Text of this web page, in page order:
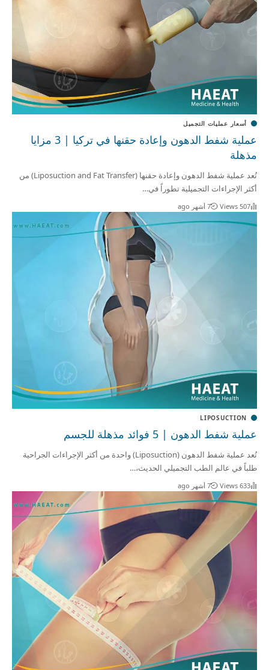
أسعار عمليات التجميل
عملية شفط الدهون وإعادة حقنها في تركيا | 3 مزايا
مذهلة
تُعد عملية شفط الدهون وإعادة حقنها (Liposuction and Fat Transfer) من
أكثر الإجراءات التجميلية تطوراً في…
507 Views 7 أشهر ago
LIPOSUCTION
عملية شفط الدهون | 5 فوائد مذهلة للجسم
تُعد عملية شفط الدهون (Liposuction) واحدة من أكثر الإجراءات الجراحية
طلباً في عالم الطب التجميلي الحديث،…
633 Views 7 أشهر ago